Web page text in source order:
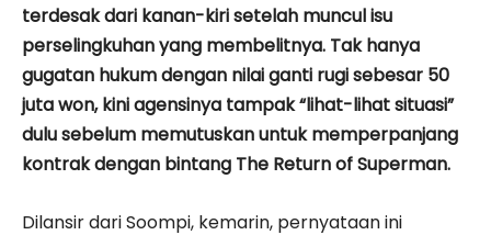
terdesak dari kanan-kiri setelah muncul isu
perselingkuhan yang membelitnya. Tak hanya
gugatan hukum dengan nilai ganti rugi sebesar 50
juta won, kini agensinya tampak “lihat-lihat situasi”
dulu sebelum memutuskan untuk memperpanjang
kontrak dengan bintang The Return of Superman.
Dilansir dari Soompi, kemarin, pernyataan ini